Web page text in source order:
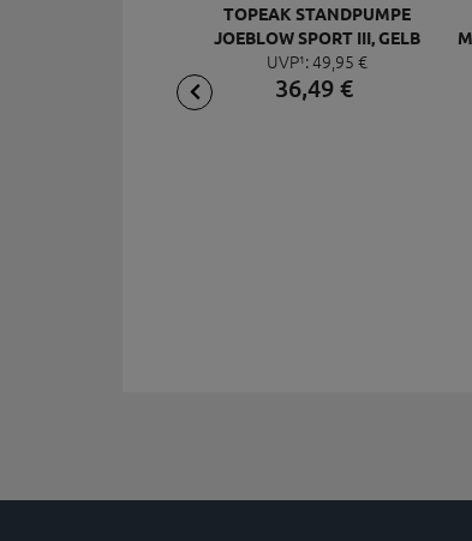
TOPEAK STANDPUMPE
JOEBLOW SPORT III, GELB
UVP¹:49, 95 €
36,49€